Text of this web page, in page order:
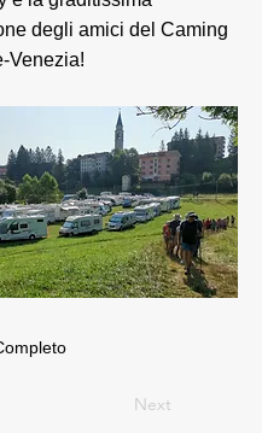
degli amici del Caming
Venezia!
Next